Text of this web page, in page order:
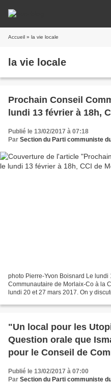
Accueil » la vie locale
la vie locale
Prochain Conseil
lundi 13 février à 18h,
Publié le 13/02/2017 à 07:18
Par Section du Parti communiste
photo Pierre-Yvon Boisnard Le
Communautaire de Morlaix-Co à la
lundi 20 et 27 mars 2017. On y
"Un local pour les
Question orale que
pour le Conseil de
Publié le 13/02/2017 à 07:00
Par Section du Parti communiste